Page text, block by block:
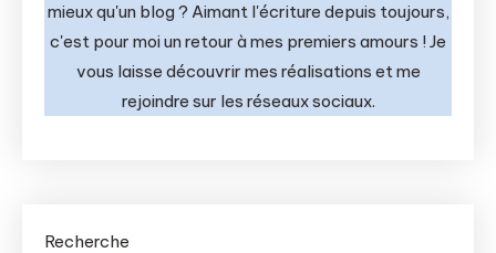
mieux qu'un blog ? Aimant l'écriture depuis toujours,
c'est pour moi un retour à mes premiers amours ! Je
vous laisse découvrir mes réalisations et me
rejoindre sur les réseaux sociaux.
Recherche